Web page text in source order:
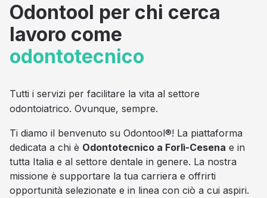
Odontool per chi cerca
lavoro come
odontotecnico
Tutti i servizi per facilitare la vita al settore
odontoiatrico. Ovunque, sempre.
Ti diamo il benvenuto su Odontool®! La piattaforma
dedicata a chi è Odontotecnico a Forlì-Cesena e in
tutta Italia e al settore dentale in genere. La nostra
missione è supportare la tua carriera e offrirti
opportunità selezionate e in linea con ciò a cui aspiri.